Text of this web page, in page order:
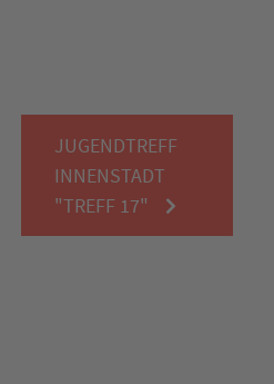
JUGENDTREFF
INNENSTADT
"TREFF 17"